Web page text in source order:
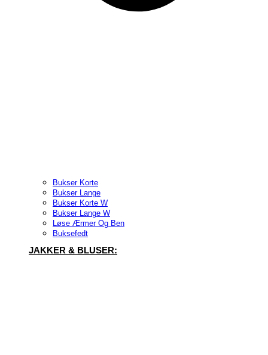
Bukser Korte
Bukser Lange
Bukser Korte W
Bukser Lange W
Løse Ærmer Og Ben
Buksefedt
JAKKER & BLUSER: